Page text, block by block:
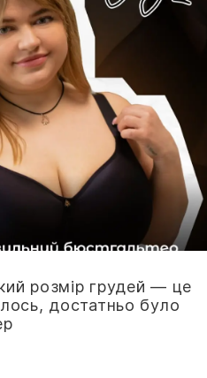
розмір грудей — це
достатньо було